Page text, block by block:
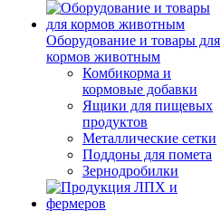
Оборудование и товары для
кормов животным
Комбикорма и
кормовые добавки
Ящики для пищевых
продуктов
Металлические сетки
Поддоны для помета
Зернодробилки